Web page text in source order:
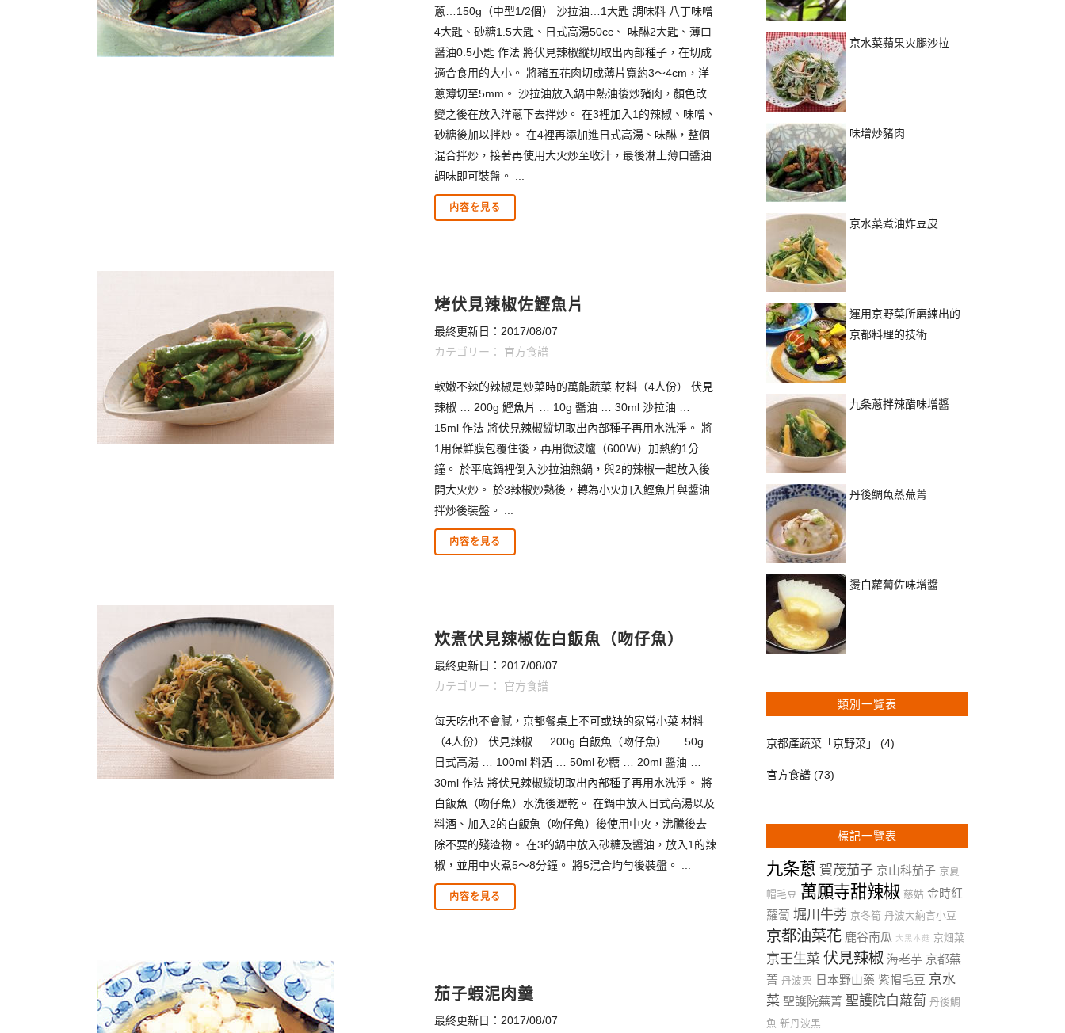
蔥…150g（中型1/2個） 沙拉油…1大匙 調味料 八丁味噌
4大匙、砂糖1.5大匙、日式高湯50cc、 味醂2大匙、薄口
醤油0.5小匙 作法 將伏見辣椒縱切取出內部種子，在切成
適合食用的大小。 將豬五花肉切成薄片寬約3～4cm，洋
蔥薄切至5mm。 沙拉油放入鍋中熱油後炒豬肉，顏色改
變之後在放入洋蔥下去拌炒。 在3裡加入1的辣椒、味噌、
砂糖後加以拌炒。 在4裡再添加進日式高湯、味醂，整個
混合拌炒，接著再使用大火炒至收汁，最後淋上薄口醬油
調味即可裝盤。 ...
内容を見る
烤伏見辣椒佐鰹魚片
最終更新日：2017/08/07
カテゴリー： 官方食譜
軟嫩不辣的辣椒是炒菜時的萬能蔬菜 材料（4人份） 伏見
辣椒 … 200g 鰹魚片 … 10g 醬油 … 30ml 沙拉油 …
15ml 作法 將伏見辣椒縱切取出內部種子再用水洗淨。 將
1用保鮮膜包覆住後，再用微波爐（600Ｗ）加熱約1分
鐘。 於平底鍋裡倒入沙拉油熱鍋，與2的辣椒一起放入後
開大火炒。 於3辣椒炒熟後，轉為小火加入鰹魚片與醬油
拌炒後裝盤。 ...
内容を見る
炊煮伏見辣椒佐白飯魚（吻仔魚）
最終更新日：2017/08/07
カテゴリー： 官方食譜
每天吃也不會膩，京都餐桌上不可或缺的家常小菜 材料
（4人份） 伏見辣椒 … 200g 白飯魚（吻仔魚） … 50g
日式高湯 … 100ml 料酒 … 50ml 砂糖 … 20ml 醬油 …
30ml 作法 將伏見辣椒縱切取出內部種子再用水洗淨。 將
白飯魚（吻仔魚）水洗後瀝乾。 在鍋中放入日式高湯以及
料酒、加入2的白飯魚（吻仔魚）後使用中火，沸騰後去
除不要的殘渣物。 在3的鍋中放入砂糖及醬油，放入1的辣
椒，並用中火煮5～8分鐘。 將5混合均勻後裝盤。 ...
内容を見る
茄子蝦泥肉羹
最終更新日：2017/08/07
京水菜蘋果火腿沙拉
味增炒豬肉
京水菜煮油炸豆皮
運用京野菜所磨練出的
京都料理的技術
九条蔥拌辣醋味增醬
丹後鯛魚蒸蕪菁
燙白蘿蔔佐味增醬
類別一覽表
京都產蔬菜「京野菜」 (4)
官方食譜 (73)
標記一覽表
九条蔥 賀茂茄子 京山科茄子 京夏
帽毛豆 萬願寺甜辣椒 慈姑 金時紅
蘿蔔 堀川牛蒡 京冬筍 丹波大納言小豆
京都油菜花 鹿谷南瓜 大黑本菇 京畑菜
京壬生菜 伏見辣椒 海老芋 京都蕪
菁 丹波栗 日本野山藥 紫帽毛豆 京水
菜 聖護院蕪菁 聖護院白蘿蔔 丹後鯛
魚 新丹波黑